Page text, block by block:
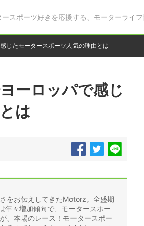
スポーツ好きを応援する、モーターライフ
じたモータースポーツ人気の理由とは
ーロッパで感じ
は
をお伝えしてきたMotorz。全盛期
年々増加傾向で、モータースポー
、本場のレース！モータースポー